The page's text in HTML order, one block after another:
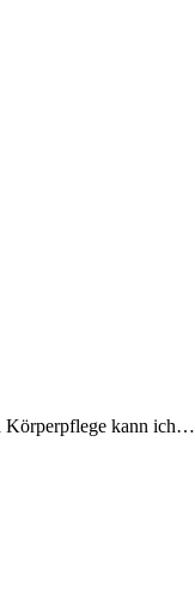
Körperpflege kann ich…